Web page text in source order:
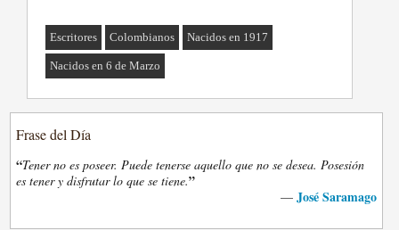
Escritores Colombianos Nacidos en 1917
Nacidos en 6 de Marzo
Frase del Día
“Tener no es poseer. Puede tenerse aquello que no se desea. Posesión
es tener y disfrutar lo que se tiene.”
— José Saramago